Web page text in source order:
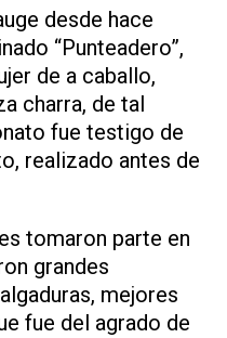
desde hace
“Punteadero”,
de a caballo,
charra, de tal
fue testigo de
realizado antes de
tomaron parte en
grandes
mejores
fue del agrado de